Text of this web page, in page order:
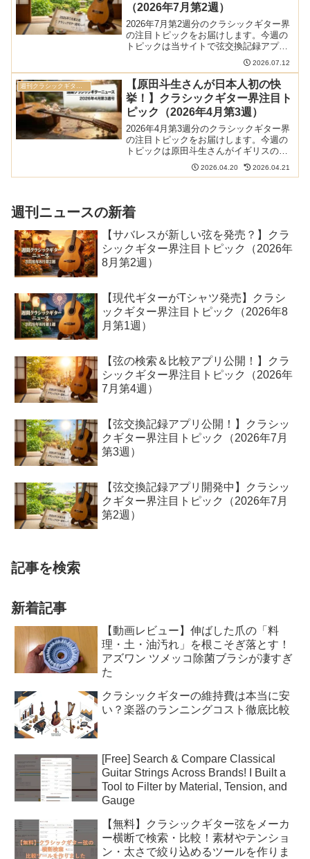
（2026年7月第2週）
2026年7月第2週分のクラシックギター界
の注目トピックをお届けします。今週の
トピックは当サイトで弦交換記録アプリ
を開発中などです。今週の当サイトの更
新情報今週当サイトでは以下の記事を更
新しました。指に感じる「張りの強さ」
が楽器によって違う...
2026.07.12
週刊クラシックギターニュース
【原田斗生さんが日本人初の快
挙！】クラシックギター界注目ト
ピック（2026年4月第3週）
2026年4月第3週分のクラシックギター界
の注目トピックをお届けします。今週の
トピックは原田斗生さんがイギリスのプ
リンス賞2026で総合優勝などです。今週
の当サイトの更新情報今週当サイトでは
2026.04.20 2026.04.21
週刊ニュースの新着
【サバレスが新しい弦を発売？】クラ
シックギター界注目トピック（2026年
8月第2週）
【現代ギターがTシャツ発売】クラシ
ックギター界注目トピック（2026年8
月第1週）
【弦の検索＆比較アプリ公開！】クラ
シックギター界注目トピック（2026年
7月第4週）
【弦交換記録アプリ公開！】クラシッ
クギター界注目トピック（2026年7月
第3週）
【弦交換記録アプリ開発中】クラシッ
クギター界注目トピック（2026年7月
第2週）
記事を検索
新着記事
【動画レビュー】伸ばした爪の「料
理・土・油汚れ」を根こそぎ落とす！
アズワン ツメッコ除菌ブラシが凄すぎ
た
クラシックギターの維持費は本当に安
い？楽器のランニングコスト徹底比較
[Free] Search & Compare Classical
Guitar Strings Across Brands! I Built a
Tool to Filter by Material, Tension, and
Gauge
【無料】クラシックギター弦をメーカ
ー横断で検索・比較！素材やテンショ
ン・太さで絞り込めるツールを作りま